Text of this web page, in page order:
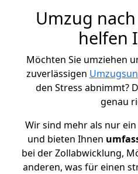
Umzug
helfen
Möchten Sie umziehen
zuverlässigen
den Stress abnimmt?
genau
Wir sind mehr als nur
und bieten Ihnen
bei der Zollabwicklung,
anderen, was für einen